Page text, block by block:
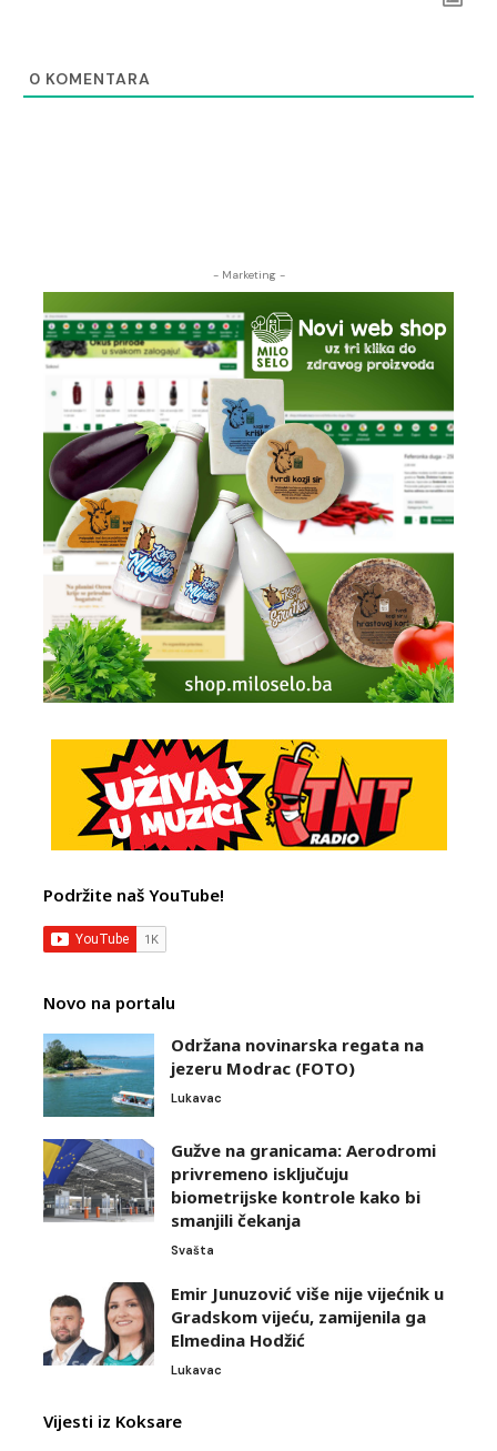
0 KOMENTARA
- Marketing -
Podržite naš YouTube!
Novo na portalu
Održana novinarska regata na
jezeru Modrac (FOTO)
Lukavac
Gužve na granicama: Aerodromi
privremeno isključuju
biometrijske kontrole kako bi
smanjili čekanja
Svašta
Emir Junuzović više nije vijećnik u
Gradskom vijeću, zamijenila ga
Elmedina Hodžić
Lukavac
Vijesti iz Koksare